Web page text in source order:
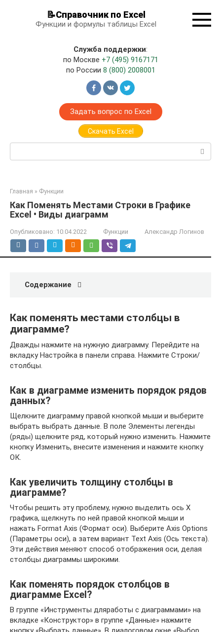
📝Справочник по Excel
Функции и формулы таблицы Excel
Служба поддержки:
по Москве +7 (495) 9167171
по России 8 (800) 2008001
Задать вопрос по Excel
Скачать Excel
Поиск:
Главная » Функции
Как Поменять Местами Строки в Графике
Excel • Виды диаграмм
Опубликовано: 10.04.2022 Функции Александр Логинов
Содержание
Как поменять местами столбцы в
диаграмме?
Дважды нажмите на нужную диаграмму. Перейдите на
вкладку Настройка в панели справа. Нажмите Строки/
столбцы.
Как в диаграмме изменить порядок рядов
данных?
Щелкните диаграмму правой кнопкой мыши и выберите
выбрать выбрать данные. В поле Элементы легенды
(ряды) щелкните ряд, который нужно изменить. Нажмите
кнопку Изменить, внесите изменения и нажмите кнопку
ОК.
Как увеличить толщину столбцы в
диаграмме?
Чтобы решить эту проблему, нужно выделить ось Х
графика, щелкнуть по ней правой кнопкой мыши и
нажать Format Axis (Формат оси). Выберите Axis Options
(Параметры оси), а затем вариант Text Axis (Ось текста).
Эти действия меняют способ отображения оси, делая
столбцы диаграммы широкими.
Как поменять порядок столбцов в
диаграмме Excel?
В группе «Инструменты дляработы с диаграммами» на
вкладке «Конструктор» в группе «Данные» нажмите